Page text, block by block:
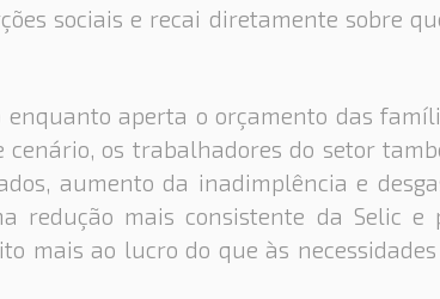
sociais e recai diretamente sobre
aperta o orçamento das
os trabalhadores do setor
aumento da inadimplência e
redução mais consistente da Selic e
mais ao lucro do que às necessidades